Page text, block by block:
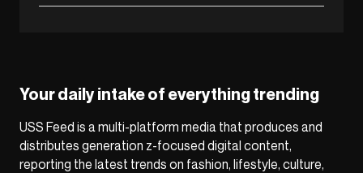
Your daily intake of everything trending
USS Feed is a multi-platform media that produces and
distributes generation z-focused digital content,
reporting the latest trends on fashion, lifestyle, culture,